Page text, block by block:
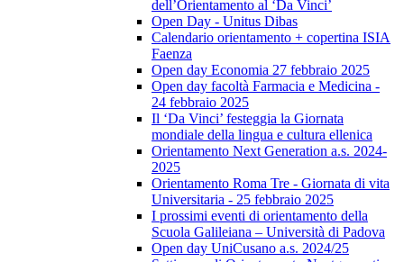
dell’Orientamento al ‘Da Vinci’
Open Day - Unitus Dibas
Calendario orientamento + copertina ISIA
Faenza
Open day Economia 27 febbraio 2025
Open day facoltà Farmacia e Medicina -
24 febbraio 2025
Il ‘Da Vinci’ festeggia la Giornata
mondiale della lingua e cultura ellenica
Orientamento Next Generation a.s. 2024-
2025
Orientamento Roma Tre - Giornata di vita
Universitaria - 25 febbraio 2025
I prossimi eventi di orientamento della
Scuola Galileiana – Università di Padova
Open day UniCusano a.s. 2024/25